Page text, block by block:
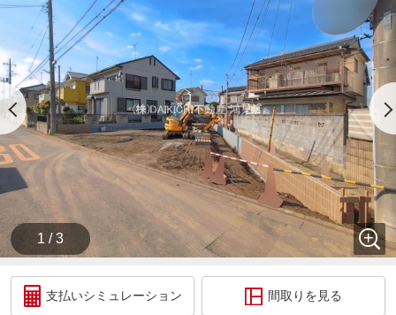
1 / 3
支払いシミュレーション 間取りを見る